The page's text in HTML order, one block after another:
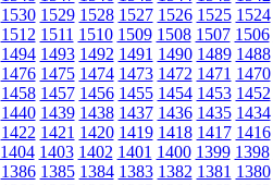
1530 1529 1528 1527 1526 1525 1524
1512 1511 1510 1509 1508 1507 1506
1494 1493 1492 1491 1490 1489 1488
1476 1475 1474 1473 1472 1471 1470
1458 1457 1456 1455 1454 1453 1452
1440 1439 1438 1437 1436 1435 1434
1422 1421 1420 1419 1418 1417 1416
1404 1403 1402 1401 1400 1399 1398
1386 1385 1384 1383 1382 1381 1380